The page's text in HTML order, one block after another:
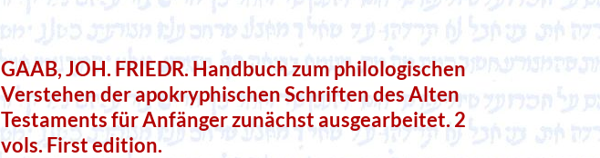
GAAB, JOH. FRIEDR. Handbuch zum philologischen
Verstehen der apokryphischen Schriften des Alten
Testaments für Anfänger zunächst ausgearbeitet. 2
vols. First edition.